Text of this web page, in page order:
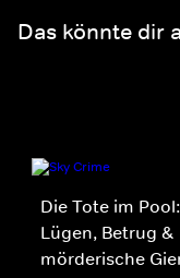
Das könnte dir
Die Tote im Pool:
Lügen, Betrug &
mörderische